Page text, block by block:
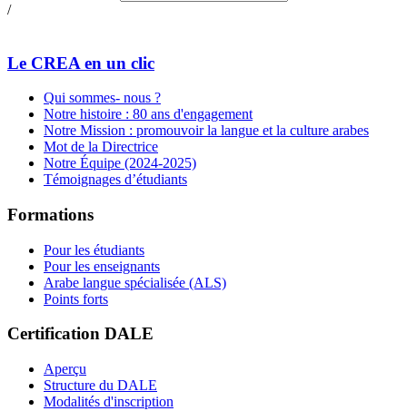
/
Le CREA en un clic
Qui sommes- nous ?
Notre histoire : 80 ans d'engagement
Notre Mission : promouvoir la langue et la culture arabes
Mot de la Directrice
Notre Équipe (2024-2025)
Témoignages d’étudiants
Formations
Pour les étudiants
Pour les enseignants
Arabe langue spécialisée (ALS)
Points forts
Certification DALE
Aperçu
Structure du DALE
Modalités d'inscription